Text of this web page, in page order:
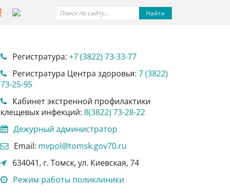
Найти
Регистратура: +7 (3822) 73-33-77
Регистратура Центра здоровья: 7 (3822)
73-25-95
Кабинет экстренной профилактики
клещевых инфекций: 8(3822) 73-28-22
Дежурный администратор
Email: mvpol@tomsk.gov70.ru
634041, г. Томск, ул. Киевская, 74
Режим работы поликлиники